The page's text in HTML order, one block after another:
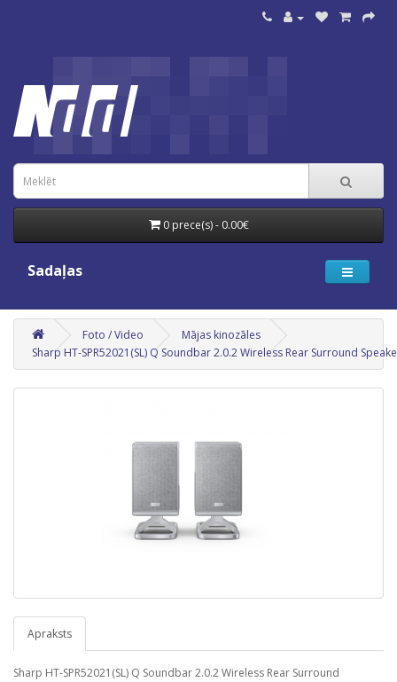
0 prece(s) - 0.00€
Sadaļas
Foto / Video
Mājas kinozāles
Sharp HT-SPR52021(SL) Q Soundbar 2.0.2 Wireless Rear Surround
Apraksts
Sharp HT-SPR52021(SL) Q Soundbar 2.0.2 Wireless Rear Surround